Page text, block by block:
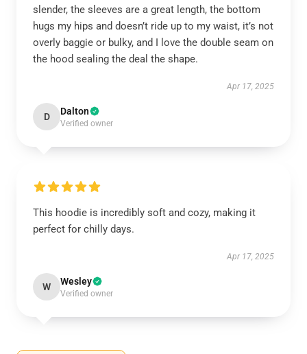
slender, the sleeves are a great length, the bottom
hugs my hips and doesn’t ride up to my waist, it’s not
overly baggie or bulky, and I love the double seam on
the hood sealing the deal the shape.
Apr 17, 2025
D Dalton
Verified owner
This hoodie is incredibly soft and cozy, making it
perfect for chilly days.
Apr 17, 2025
W Wesley
Verified owner